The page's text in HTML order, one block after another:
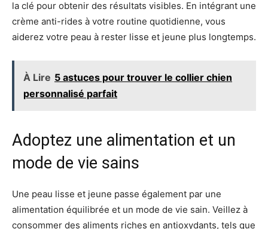
la clé pour obtenir des résultats visibles. En intégrant une
crème anti-rides à votre routine quotidienne, vous
aiderez votre peau à rester lisse et jeune plus longtemps.
À Lire 5 astuces pour trouver le collier chien
personnalisé parfait
Adoptez une alimentation et un
mode de vie sains
Une peau lisse et jeune passe également par une
alimentation équilibrée et un mode de vie sain. Veillez à
consommer des aliments riches en antioxydants, tels que